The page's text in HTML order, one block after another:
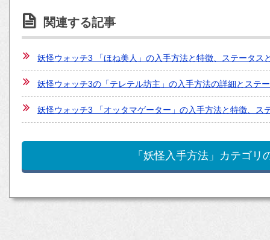
関連する記事
妖怪ウォッチ3 「ほね美人」の入手方法と特徴、ステータス
妖怪ウォッチ3の「テレテル坊主」の入手方法の詳細とステ
妖怪ウォッチ3 「オッタマゲーター」の入手方法と特徴、ス
「妖怪入手方法」カテゴリ